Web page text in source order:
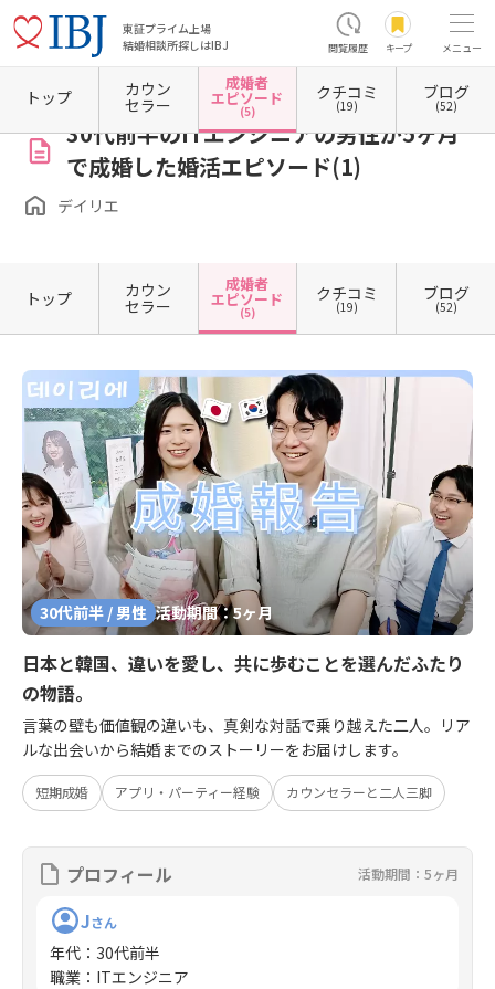
東証プライム上場
結婚相談所探しはIBJ
閲覧履歴 キープ メニュー
ホーム 東京都の結婚相談所 東京都新宿区 デイリエ 成婚者エピソード一覧 成婚者
30代前半のITエンジニアの男性が5ヶ月
で成婚した婚活エピソード(1)
デイリエ
トップ カウン
セラー
成婚者
エピソード
(5)
クチコミ
(19)
ブログ
(52)
トップ カウン
セラー
成婚者
エピソード
(5)
クチコミ
(19)
ブログ
(52)
30代前半 / 男性 活動期間：5ヶ月
日本と韓国、違いを愛し、共に歩むことを選んだふたり
の物語。
言葉の壁も価値観の違いも、真剣な対話で乗り越えた二人。リア
ルな出会いから結婚までのストーリーをお届けします。
短期成婚 アプリ・パーティー経験 カウンセラーと二人三脚
プロフィール 活動期間：5ヶ月
Jさん
年代 ： 30代前半
職業 ： ITエンジニア